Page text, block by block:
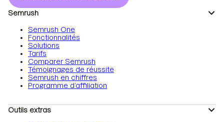
Semrush
Semrush One
Fonctionnalités
Solutions
Tarifs
Comparer Semrush
Témoignages de réussite
Semrush en chiffres
Programme d’affiliation
Outils extras